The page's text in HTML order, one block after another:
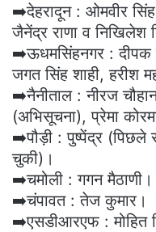
➡️देहरादून : ओमवीर
जैनेंद्र राणा व निखिलेश
➡️ऊधमसिंहनगर : दीपक
जगत सिंह शाही, हरीश
➡️नैनीताल : नीरज
(अभिसूचना), प्रेमा
➡️पौड़ी : पुष्पेंद्र
चुकी)।
➡️चमोली : गगन मैठाणी।
➡️चंपावत : तेज कुमार।
➡️एसडीआरएफ : मोहित